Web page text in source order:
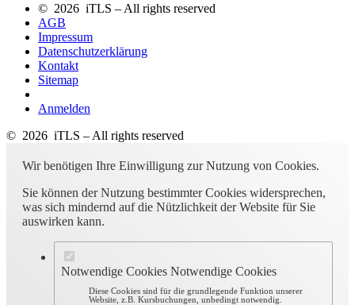
© 2026 iTLS – All rights reserved
AGB
Impressum
Datenschutzerklärung
Kontakt
Sitemap
Anmelden
© 2026 iTLS – All rights reserved
Wir benötigen Ihre Einwilligung zur Nutzung von Cookies.
Sie können der Nutzung bestimmter Cookies widersprechen,
was sich mindernd auf die Nützlichkeit der Website für Sie
auswirken kann.
Notwendige Cookies Notwendige Cookies
Diese Cookies sind für die grundlegende Funktion unserer
Website, z.B. Kursbuchungen, unbedingt notwendig.